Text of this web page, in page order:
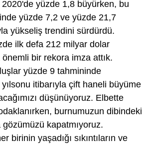
yüzde 1,8 büyürken, bu
yüzde 7,2 ve yüzde 21,7
yükseliş trendini sürdürdü.
ilk defa 212 milyar dolar
bir rekora imza attık.
yüzde 9 tahmininde
itibarıyla çift haneli büyüme
düşünüyoruz. Elbette
burnumuzun dibindeki
kapatmıyoruz.
birinin yaşadığı sıkıntıların ve